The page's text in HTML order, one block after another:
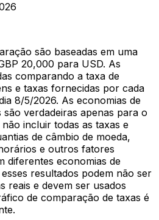
são baseadas em uma
20,000 para USD. As
comparando a taxa de
e taxas fornecidas por cada
8/5/2026. As economias de
verdadeiras apenas para o
incluir todas as taxas e
de câmbio de moeda,
e outros fatores
diferentes economias de
resultados podem não ser
reais e devem ser usados
de comparação de taxas é